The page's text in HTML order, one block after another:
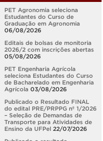
PET Agronomia seleciona
Estudantes do Curso de
Graduação em Agronomia
06/08/2026
Editais de bolsas de monitoria
2026/2 com inscrições abertas
05/08/2026
PET Engenharia Agrícola
seleciona Estudantes do Curso
de Bacharelado em Engenharia
Agrícola 03/08/2026
Publicado o Resultado FINAL
do edital PRE/PRPPG nº 1/2026
– Seleção de Demandas de
Transporte para Atividades de
Ensino da UFPel 22/07/2026